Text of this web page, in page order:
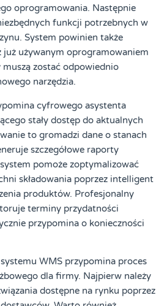
oprogramowania. Następnie
funkcji potrzebnych w
System powinien także
używanym oprogramowaniem
zostać odpowiednio
narzędzia.
cyfrowego asystenta
stały dostęp do aktualnych
to gromadzi dane o stanach
szczegółowe raporty
pomoże zoptymalizować
składowania poprzez intelligent
produktów. Profesjonalny
terminy przydatności
przypomina o konieczności
WMS przypomina proces
dla firmy. Najpierw należy
dostępne na rynku poprzez